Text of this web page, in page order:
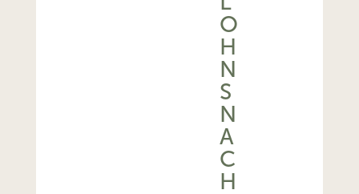
O
H
N
S
N
A
C
H